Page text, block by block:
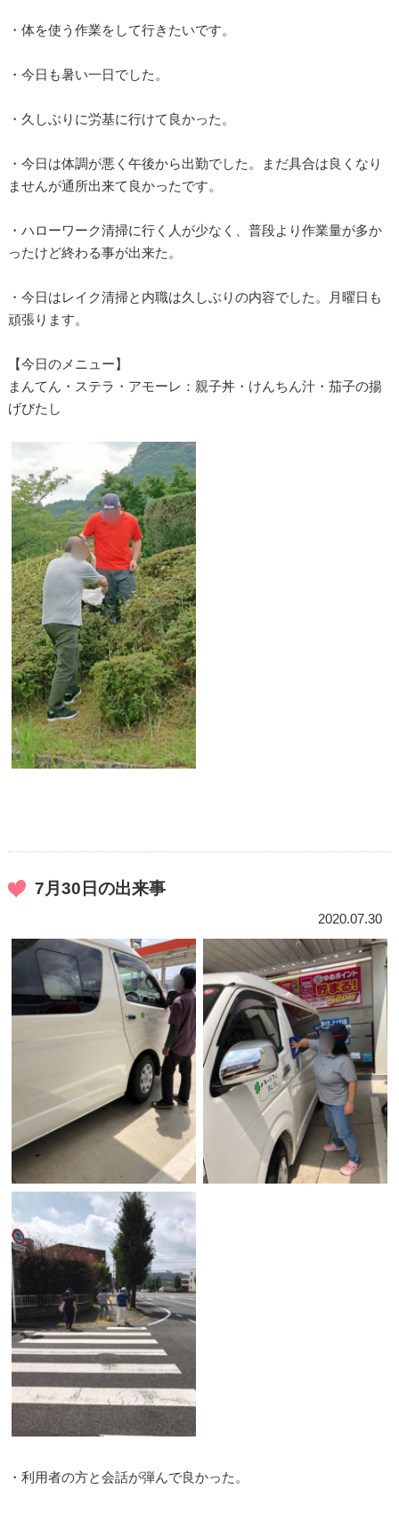
・体を使う作業をして行きたいです。
・今日も暑い一日でした。
・久しぶりに労基に行けて良かった。
・今日は体調が悪く午後から出勤でした。まだ具合は良くなり
ませんが通所出来て良かったです。
・ハローワーク清掃に行く人が少なく、普段より作業量が多か
ったけど終わる事が出来た。
・今日はレイク清掃と内職は久しぶりの内容でした。月曜日も
頑張ります。
【今日のメニュー】
まんてん・ステラ・アモーレ：親子丼・けんちん汁・茄子の揚
げびたし
7月30日の出来事
2020.07.30
・利用者の方と会話が弾んで良かった。